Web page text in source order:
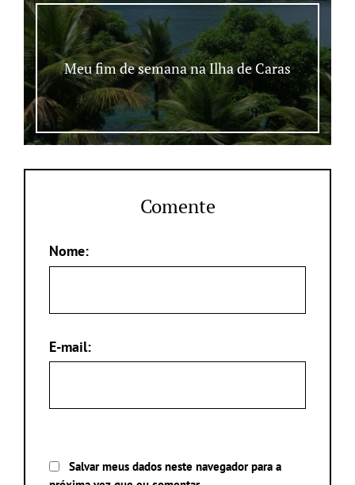
Meu fim de semana na Ilha de Caras
Comente
Nome:
E-mail:
Salvar meus dados neste navegador para a